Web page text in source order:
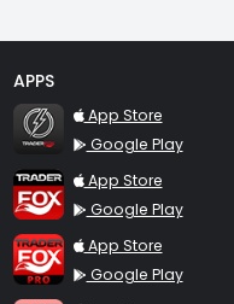
APPS
TraderFox Flash
App Store
Google Play
TraderFox App
App Store
Google Play
TraderFox Pro
App Store
Google Play